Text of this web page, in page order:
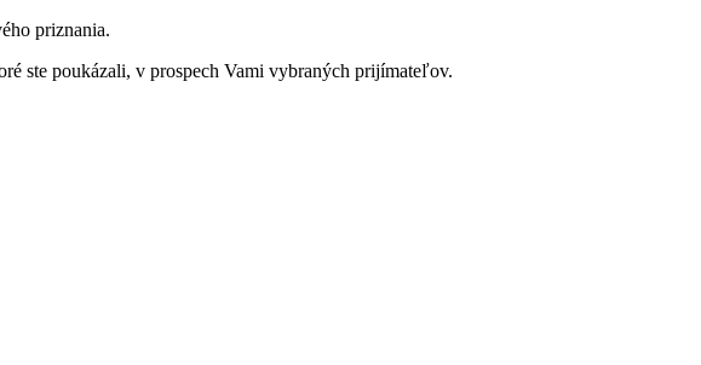
priznania.
ste poukázali, v prospech Vami vybraných prijímateľov.